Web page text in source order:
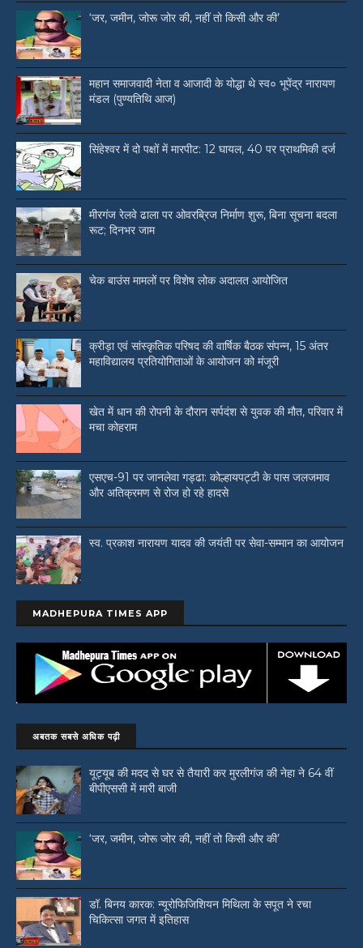
‘जर, जमीन, जोरू जोर की, नहीं तो किसी और की’
महान समाजवादी नेता व आजादी के योद्धा थे स्व० भूपेंद्र नारायण
मंडल (पुण्यतिथि आज)
सिंहेश्वर में दो पक्षों में मारपीट: 12 घायल, 40 पर प्राथमिकी दर्ज
मीरगंज रेलवे ढाला पर ओवरब्रिज निर्माण शुरू, बिना सूचना बदला
रूट; दिनभर जाम
चेक बाउंस मामलों पर विशेष लोक अदालत आयोजित
क्रीड़ा एवं सांस्कृतिक परिषद की वार्षिक बैठक संपन्न, 15 अंतर
महाविद्यालय प्रतियोगिताओं के आयोजन को मंजूरी
खेत में धान की रोपनी के दौरान सर्पदंश से युवक की मौत, परिवार में
मचा कोहराम
एसएच-91 पर जानलेवा गड्ढा: कोल्हायपट्टी के पास जलजमाव
और अतिक्रमण से रोज हो रहे हादसे
स्व. प्रकाश नारायण यादव की जयंती पर सेवा-सम्मान का आयोजन
MADHEPURA TIMES APP
अबतक सबसे अधिक पढ़ी
यूट्यूब की मदद से घर से तैयारी कर मुरलीगंज की नेहा ने 64 वीं
बीपीएससी में मारी बाजी
‘जर, जमीन, जोरू जोर की, नहीं तो किसी और की’
डॉ. बिनय कारक: न्यूरोफिजिशियन मिथिला के सपूत ने रचा
चिकित्सा जगत में इतिहास